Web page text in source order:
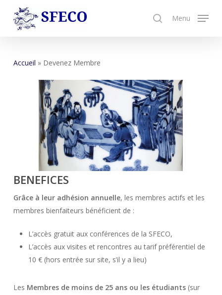
search
Menu
Accueil » Devenez Membre
BENEFICES
Grâce à leur adhésion annuelle, les membres actifs et les
membres bienfaiteurs bénéficient de :
L’accès gratuit aux conférences de la SFECO,
L’accès aux visites et rencontres au tarif préférentiel de
10 € (hors entrée sur site, s’il y a lieu)
Les Membres de moins de 25 ans ou les étudiants(sur